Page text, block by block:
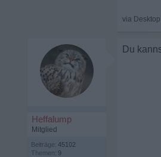
Heffalump
Mitglied
Beiträge: 45102
Themen: 9
Du